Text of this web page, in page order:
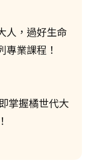
人，過好生命
專業課程！
掌握橘世代大